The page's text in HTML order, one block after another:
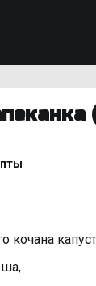
кочана